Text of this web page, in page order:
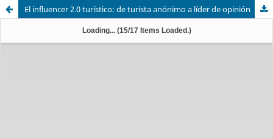
El influencer 2.0 turístico: de turista anónimo a líder de opinión